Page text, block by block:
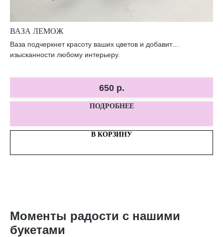
ВАЗА ЛЕМОЖ
Ваза подчеркнет красоту ваших цветов и добавит
изысканности любому интерьеру.
650 р.
ПОДРОБНЕЕ
В КОРЗИНУ
Моменты радости с нашими
букетами